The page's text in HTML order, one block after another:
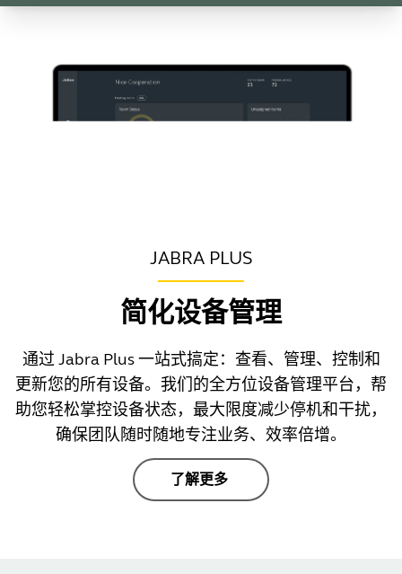
JABRA PLUS
简化设备管理
通过 Jabra Plus 一站式搞定：查看、管理、控制和
更新您的所有设备。我们的全方位设备管理平台，帮
助您轻松掌控设备状态，最大限度减少停机和干扰，
确保团队随时随地专注业务、效率倍增。
了解更多